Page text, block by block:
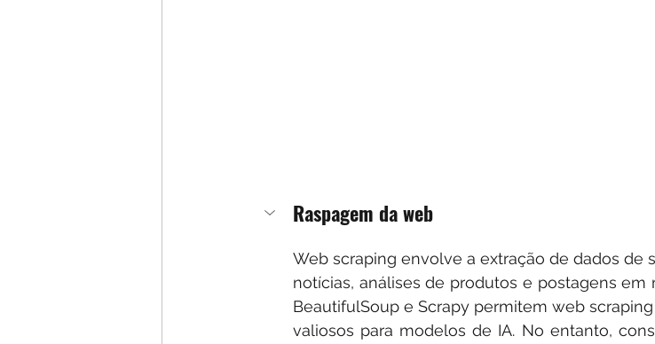
Raspagem da web
Web scraping envolve a extração de dados de
notícias, análises de produtos e postagens em
BeautifulSoup e Scrapy permitem web
valiosos para modelos de IA. No entanto,